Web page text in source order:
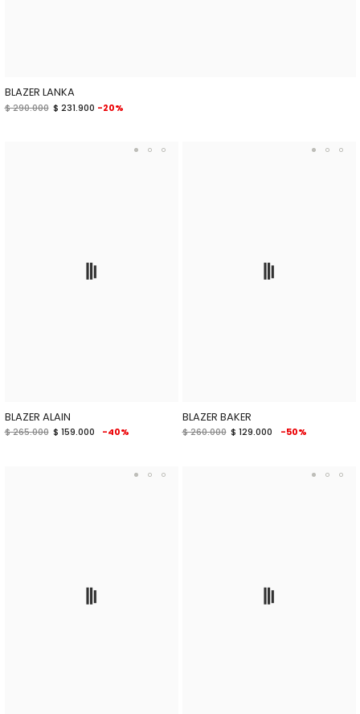
BLAZER LANKA
$ 290.000 $ 231.900 -20%
BLAZER ALAIN
$ 265.000 $ 159.000 -40%
BLAZER BAKER
$ 260.000 $ 129.000 -50%